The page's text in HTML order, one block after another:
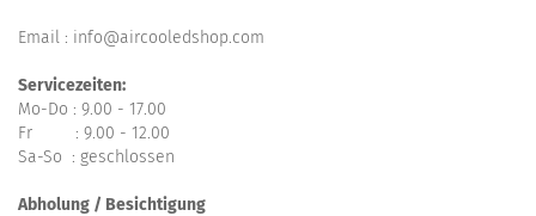
Email : info@aircooledshop.com
Servicezeiten:
Mo-Do : 9.00 - 17.00
Fr : 9.00 - 12.00
Sa-So : geschlossen
Abholung / Besichtigung